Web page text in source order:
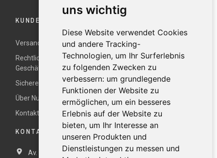
uns wichtig
Diese Website verwendet Cookies
und andere Tracking-
Technologien, um Ihr Surferlebnis
zu folgenden Zwecken zu
verbessern: um grundlegende
Funktionen der Website zu
ermöglichen, um ein besseres
Erlebnis auf der Website zu
bieten, um Ihr Interesse an
unseren Produkten und
Dienstleistungen zu messen und
KUNDENDIENST
Versand und Rücksendungen
Rechtliche Hinweise und Allgemeine
Geschäftsbedingungen
Sichere Zahlung
Über Nur
Kontaktieren Sie uns
KONTAKTDATEN
Av. Miramar, 3, 07871 Es Pujols, Formentera,Illes